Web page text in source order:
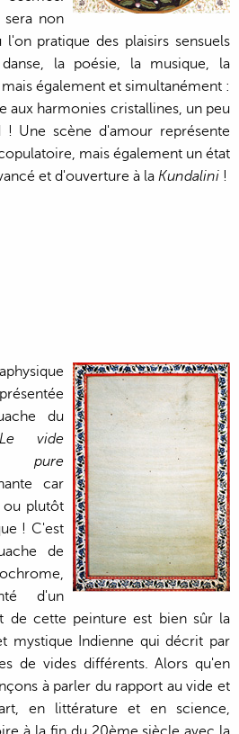
sera non
pratique des plaisirs sensuels
la poésie, la musique, la
également et simultanément :
aux harmonies cristallines, un peu
Une scène d'amour représente
mais également un état
et d'ouverture à la Kundalini !
du
Le vide
pure
car
ou plutôt
! C'est
de
d'un
de cette peinture est bien sûr la
mystique Indienne qui décrit par
de vides différents. Alors qu'en
à parler du rapport au vide et
en littérature et en science,